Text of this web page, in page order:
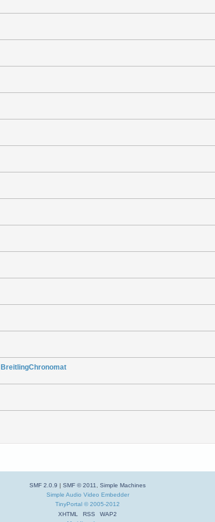
BreitlingChronomat
SMF 2.0.9 |SMF © 2011,Simple Machines
Simple Audio Video Embedder
TinyPortal © 2005-2012
XHTML
RSS
WAP2